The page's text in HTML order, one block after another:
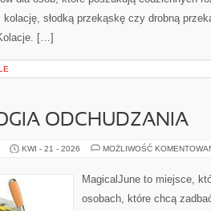
kolację, słodką przekąskę czy drobną
[…]
ODCHUDZANIA
KWI - 21 - 2026 MOŻLIWOŚĆ
MagicalJune to miejsce,
osobach, które chcą